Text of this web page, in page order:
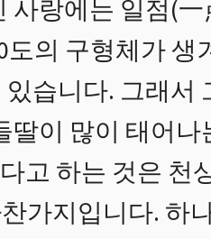
랑에는 일점(
의 구형체가
습니다. 그래서
이 많이 태어
고 하는 것은 천
가지입니다. 하